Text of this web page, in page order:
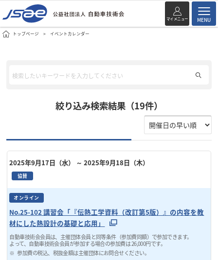
マイメニュー MENU
トップページ イベントカレンダー
絞り込み検索結果（19件）
2025年9月17日（水） ～ 2025年9月18日（木）
協賛
オンライン
No.25-102 講習会「『伝熱工学資料（改訂第5版）』の内容を教
材にした熱設計の基礎と応用」
自動車技術会会員は、主催団体会員と同等条件（参加費同額）で参加できます。
よって、自動車技術会会員が参加する場合の参加費は 26,000円です。
参加費の税込、税抜金額は主催団体にお問合せください。